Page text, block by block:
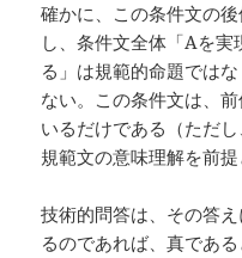
確かに、この条件文の
し、条件文全体「Aを
る」は規範的命題では
ない。この条件文は、
いるだけである（ただ
規範文の意味理解を前提
技術的問答は、その答
るのであれば、真であ